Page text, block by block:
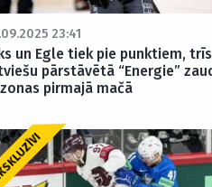
23:41
un Egle tiek pie punktiem, trīs
pārstāvētā “Energie”
pirmajā mačā